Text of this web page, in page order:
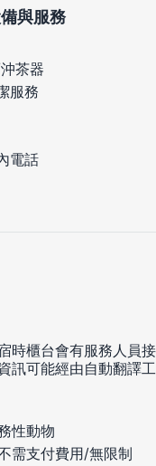
與服務
茶器
服務
電話
時櫃台會有服務人員接
訊可能經由自動翻譯工
性動物
需支付費用/無限制